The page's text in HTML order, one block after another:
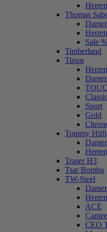
Herren
Thomas
Herren
Sale %
Timberland
Tissot
Herren
Sport
Gold
Tommy
Herren
Traser H3
Tsar Bomba
TW-Steel
Herren
ACE
CEO